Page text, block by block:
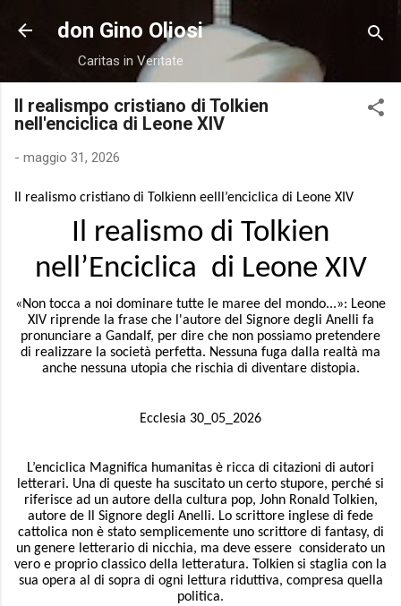
Passa ai contenuti principali
don Gino Oliosi
Caritas in Veritate
Il realismpo cristiano di Tolkien
nell'enciclica di Leone XIV
- maggio 31, 2026
Il realismo cristiano di Tolkienn eelll’enciclica di Leone XIV
Il realismo di Tolkien
nell’Enciclica di Leone XIV
«Non tocca a noi dominare tutte le maree del mondo...»: Leone
XIV riprende la frase che l'autore del Signore degli Anelli fa
pronunciare a Gandalf, per dire che non possiamo pretendere
di realizzare la società perfetta. Nessuna fuga dalla realtà ma
anche nessuna utopia che rischia di diventare distopia.
Ecclesia 30_05_2026
L’enciclica Magnifica humanitas è ricca di citazioni di autori
letterari. Una di queste ha suscitato un certo stupore, perché si
riferisce ad un autore della cultura pop, John Ronald Tolkien,
autore de Il Signore degli Anelli. Lo scrittore inglese di fede
cattolica non è stato semplicemente uno scrittore di fantasy, di
un genere letterario di nicchia, ma deve essere considerato un
vero e proprio classico della letteratura. Tolkien si staglia con la
sua opera al di sopra di ogni lettura riduttiva, compresa quella
politica.